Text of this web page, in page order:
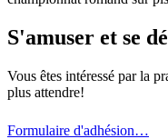
S'amuser et se
Vous êtes intéressé par la
plus attendre!
Formulaire d'adhésion…